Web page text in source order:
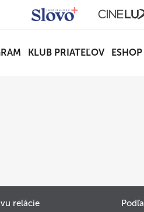
KLUB PRIATEĽOV ESHOP
relácie